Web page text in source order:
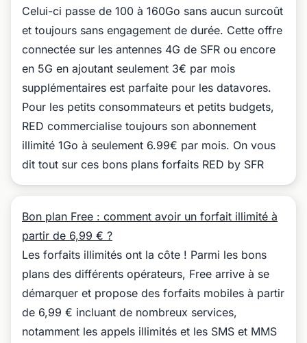
Celui-ci passe de 100 à 160Go sans aucun surcoût
et toujours sans engagement de durée. Cette offre
connectée sur les antennes 4G de SFR ou encore
en 5G en ajoutant seulement 3€ par mois
supplémentaires est parfaite pour les datavores.
Pour les petits consommateurs et petits budgets,
RED commercialise toujours son abonnement
illimité 1Go à seulement 6.99€ par mois. On vous
dit tout sur ces bons plans forfaits RED by SFR
Bon plan Free : comment avoir un forfait illimité à
partir de 6,99 € ?
Les forfaits illimités ont la côte ! Parmi les bons
plans des différents opérateurs, Free arrive à se
démarquer et propose des forfaits mobiles à partir
de 6,99 € incluant de nombreux services,
notamment les appels illimités et les SMS et MMS